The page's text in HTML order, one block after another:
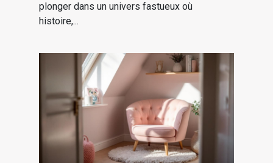
plonger dans un univers fastueux où
histoire,...